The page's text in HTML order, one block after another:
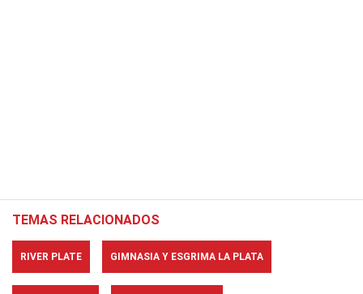
TEMAS RELACIONADOS
RIVER PLATE GIMNASIA Y ESGRIMA LA PLATA